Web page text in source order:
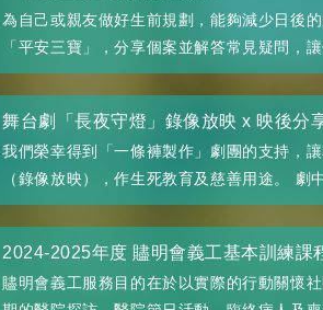
為自己或親友做好生前規劃，能夠減少日後
「平安三寶」，分享個案並解答常見疑問，
舞台劇「長夜守燈」錄像放映 x 映後分
我們榮幸得到「一條褲製作」劇團的支持，
（錄像放映），作生死教育及慈善用途。 劇
2024-2025年度 贐明會義工基本訓練課
贐明會義工服務目的在於以實際的行動關懷